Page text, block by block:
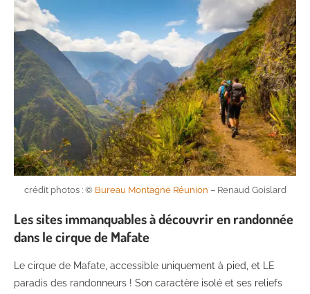
crédit photos : © Bureau Montagne Réunion – Renaud Goislard
Les sites immanquables à découvrir en randonnée
dans le cirque de Mafate
Le cirque de Mafate, accessible uniquement à pied, et LE
paradis des randonneurs ! Son caractère isolé et ses reliefs